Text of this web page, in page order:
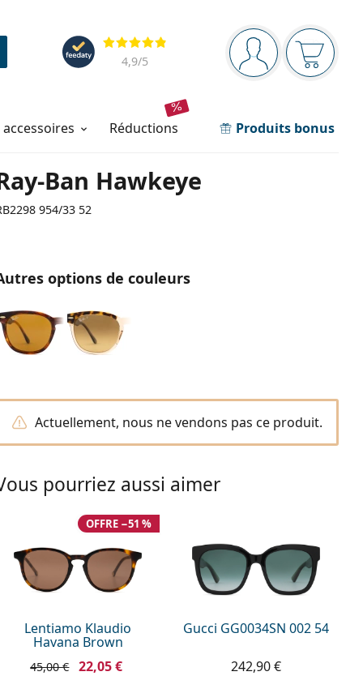
Barre de navigation
Vous êtesVotre
Évaluation
4,9/5
réductions Produits bonus
Ban Hawkeye
954/33 52
options de couleurs
Actuellement, nous ne vendons pas ce produit.
pourriez aussi aimer
Lentiamo Klaudio
Havana Brown
OFFRE −51 %
45,00 € 22,05 €
Gucci GG0034SN 002 54
242,90 €